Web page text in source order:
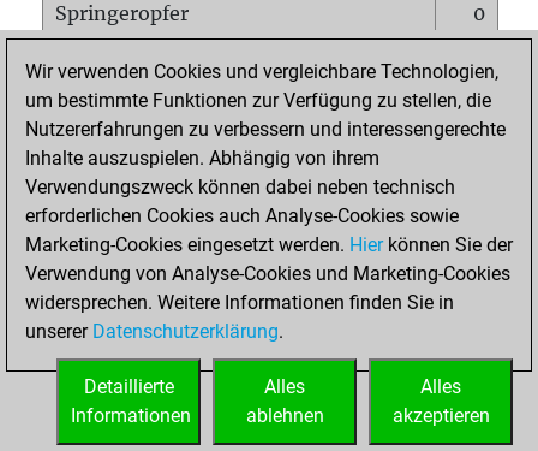
Springeropfer
0
Matt auf vollem Brett
0
Bauer setzt Matt
0
Erstickte Matts
Unterverwandlungen
Türme auf der siebten
0
STARTSEITE
Wir verwenden Cookies und vergleichbare Technologien,
um bestimmte Funktionen zur Verfügung zu stellen, die
Nutzererfahrungen zu verbessern und interessengerechte
Inhalte auszuspielen. Abhängig von ihrem
Verwendungszweck können dabei neben technisch
erforderlichen Cookies auch Analyse-Cookies sowie
Marketing-Cookies eingesetzt werden. Hierkönnen Sie der
Verwendung von Analyse-Cookies und Marketing-Cookies
widersprechen. Weitere Informationen finden Sie in
unserer Datenschutzerklärung.
Alles
akzeptieren
Alles
ablehnen
Detaillierte
Informationen